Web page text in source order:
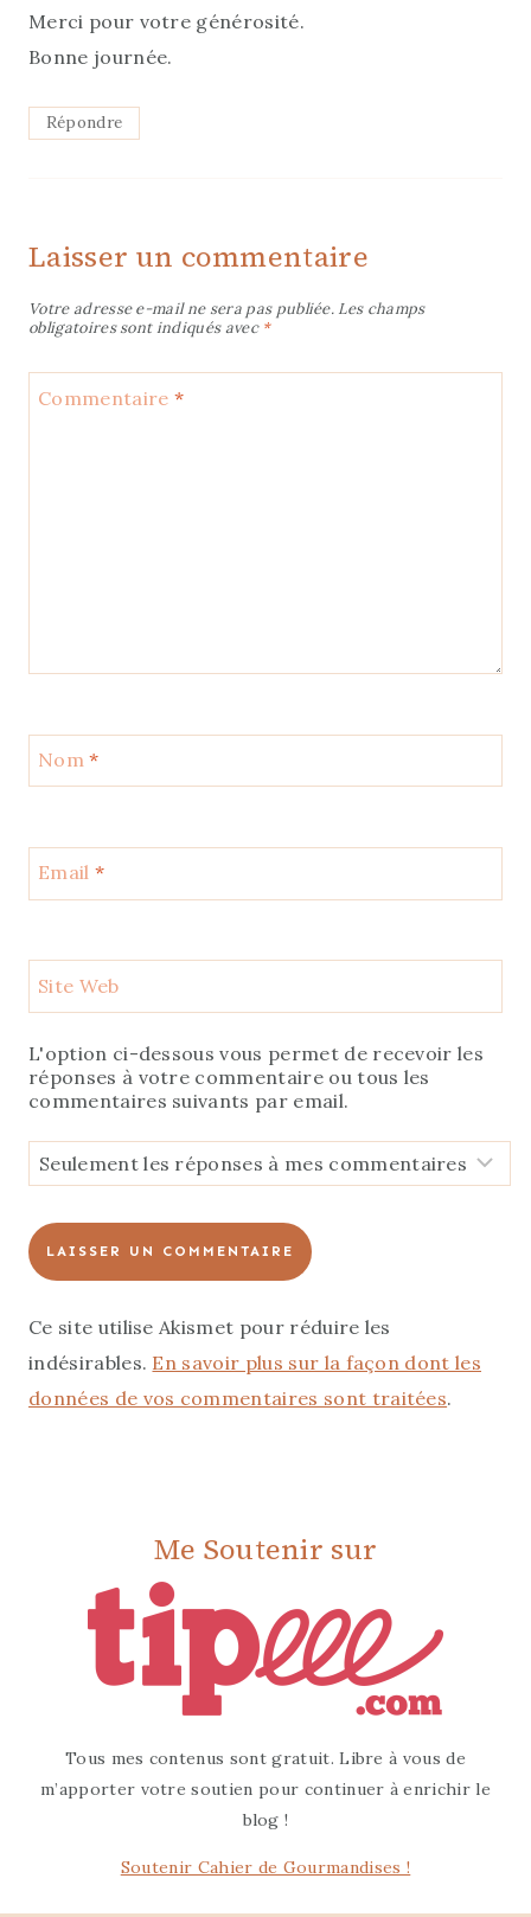
Merci pour votre générosité.
Bonne journée.
Répondre
Laisser un commentaire
Votre adresse e-mail ne sera pas publiée. Les champs
obligatoires sont indiqués avec *
Commentaire *
Nom*
Email *
Site Web
L'option ci-dessous vous permet de recevoir les
réponses à votre commentaire ou tous les
commentaires suivants par email.
Ce site utilise Akismet pour réduire les
indésirables. En savoir plus sur la façon dont les
données de vos commentaires sont traitées.
Me Soutenir sur
Tous mes contenus sont gratuit. Libre à vous de
m’apporter votre soutien pour continuer à enrichir le
blog !
Soutenir Cahier de Gourmandises !